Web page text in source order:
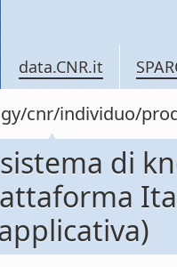
data.CNR.it
cnr/individuo/
di